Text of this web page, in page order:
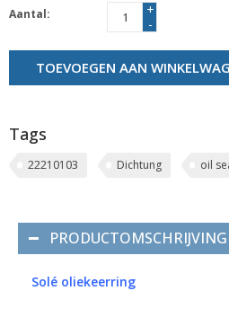
Aantal:
+
-
TOEVOEGEN AAN
Tags
22210103 Dichtung oil
PRODUCTOMSCHRIJVING
Solé oliekeerring